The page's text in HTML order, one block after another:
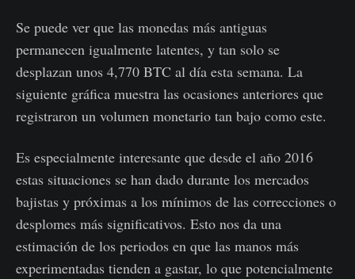
Se puede ver que las monedas más antiguas
permanecen igualmente latentes, y tan solo se
desplazan unos 4,770 BTC al día esta semana. La
siguiente gráfica muestra las ocasiones anteriores que
registraron un volumen monetario tan bajo como este.
Es especialmente interesante que desde el año 2016
estas situaciones se han dado durante los mercados
bajistas y próximas a los mínimos de las correcciones o
desplomes más significativos. Esto nos da una
estimación de los periodos en que las manos más
experimentadas tienden a gastar, lo que potencialmente